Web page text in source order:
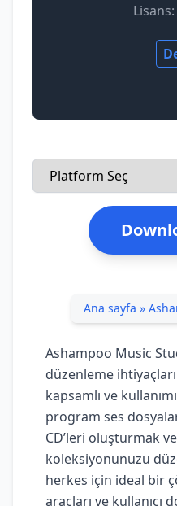
Lisans:
Ana sayfa »
Ashampoo Music
düzenleme
kapsamlı ve
program ses
CD’leri oluşturmak
koleksiyonunuzu
herkes için ideal bir
araçları ve kullanıcı